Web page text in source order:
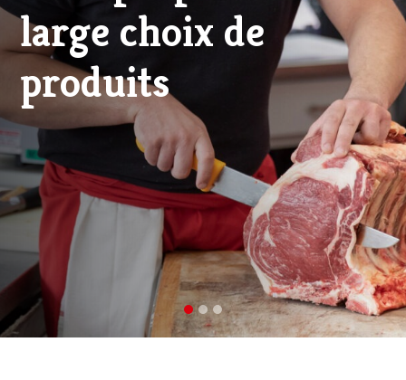
viande d'excellence